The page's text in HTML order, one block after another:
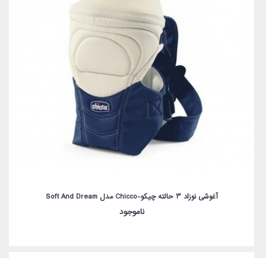
آغوشی نوزاد 3 حالته چیکو-Chicco مدل Soft And Dream
ناموجود